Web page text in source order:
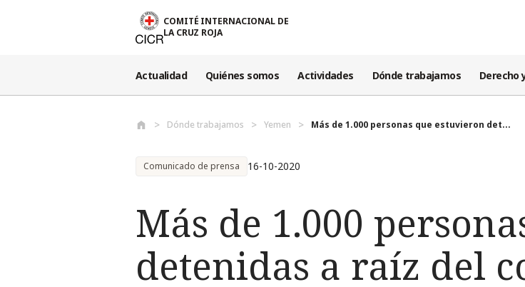
COMITÉ INTERNACIONAL DE
LA CRUZ ROJA
Actualidad Quiénes somos Actividades Dónde trabajamos Derecho
Dónde trabajamos Yemen Más de 1.000 personas que estuvieron det...
Comunicado de prensa 16-10-2020
Más de 1.000
detenidas a raíz del